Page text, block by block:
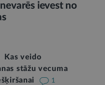
ievest no
Kas veido
stāžu vecuma
1